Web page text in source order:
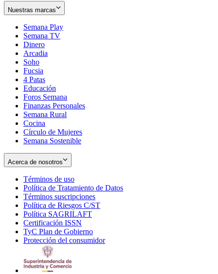
Nuestras marcas
Semana Play
Semana TV
Dinero
Arcadia
Soho
in
new
window
Fucsia
in
new
window
4 Patas
Educación
Foros Semana
Finanzas Personales
Semana Rural
Cocina
Círculo de Mujeres
Semana Sostenible
Acerca de nosotros
Términos de uso
in
new
window
Política de Tratamiento de Datos
Términos suscripciones
in
Política de Riesgos C/ST
Política SAGRILAFT
new
window
Certificación ISSN
in
new
TyC Plan de Gobierno
in
Protección del consumidorOpens